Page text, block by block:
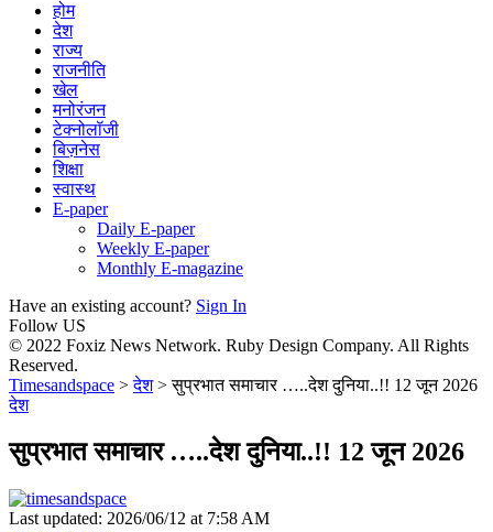
होम
देश
राज्य
राजनीति
खेल
मनोरंजन
टेक्नोलॉजी
बिज़नेस
शिक्षा
स्वास्थ
E-paper
Daily E-paper
Weekly E-paper
Monthly E-magazine
Have an existing account? Sign In
Follow US
© 2022 Foxiz News Network. Ruby Design Company. All Rights
Reserved.
Timesandspace >देश>सुप्रभात समाचार …..देश दुनिया..!! 12 जून 2026
देश
सुप्रभात समाचार …..देश दुनिया..!! 12 जून 2026
Last updated: 2026/06/12 at 7:58 AM